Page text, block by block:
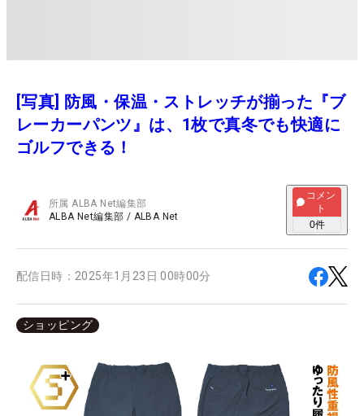
[写真] 防風・保温・ストレッチが揃った『ブ
レーカーパンツ』は、1枚で真冬でも快適に
ゴルフできる！
所属ALBA Net編集部
ALBA Net編集部 / ALBA Net
コメン
ト
0件
配信日時： 2025年1月23日 00時00分
ショッピング